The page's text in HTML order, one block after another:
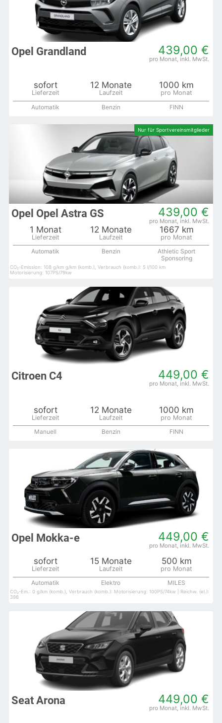
439,00 €
Opel Grandland
sofort 12 Monate 1000 km
Automatik Benzin FINN
439,00 €
Opel Opel Astra GS
1 Monat 12 Monate 1667 km
Automatik Benzin
Athletic Sport
Sponsoring
CO₂-Emission: 108 g/km g/km (komb.), Verbrauch (komb.): 5 l/100 km
Motorisierung: 107PS/79kw
449,00 €
Citroen C4
sofort 12 Monate 1000 km
Manuell Benzin FINN
449,00 €
Opel Mokka-e
sofort 15 Monate 500 km
Automatik Elektro MILES
CO₂-Em.: 0 g/km (komb.), Verbrauch (komb.): Motorisierung: 100PS/74kw | Reichw. (el.):
398
449,00 €
Seat Arona